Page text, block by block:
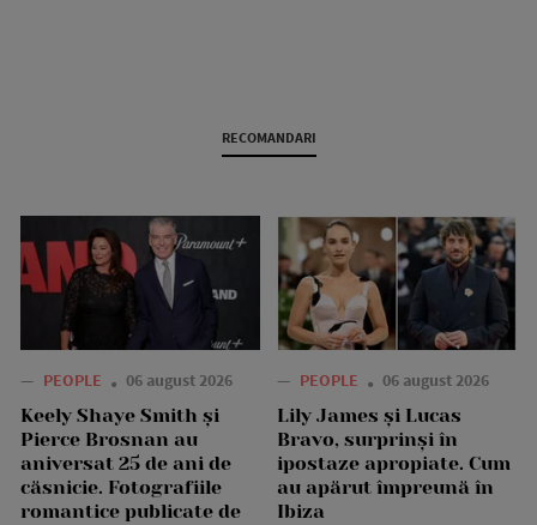
RECOMANDARI
— PEOPLE 06 august 2026
Keely Shaye Smith și
Pierce Brosnan au
aniversat 25 de ani de
căsnicie. Fotografiile
romantice publicate de
— PEOPLE 06 august 2026
Lily James și Lucas
Bravo, surprinși în
ipostaze apropiate. Cum
au apărut împreună în
Ibiza